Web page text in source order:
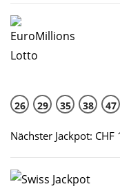
26 29 35 38 47
Nächster Jackpot: